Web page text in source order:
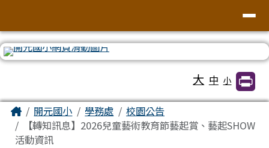
臺南市北區開元國民小學全球資訊網
大 中 小
主內容區域
Home開元國小 學務處
校園公告
【轉知訊息】2026兒童藝術教育節藝起賞、藝起SHOW
活動資訊
頁尾區域